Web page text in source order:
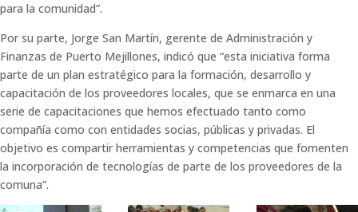
para la comunidad”.
Por su parte, Jorge San Martín, gerente de Administración y
Finanzas de Puerto Mejillones, indicó que “esta iniciativa forma
parte de un plan estratégico para la formación, desarrollo y
capacitación de los proveedores locales, que se enmarca en una
serie de capacitaciones que hemos efectuado tanto como
compañía como con entidades socias, públicas y privadas. El
objetivo es compartir herramientas y competencias que fomenten
la incorporación de tecnologías de parte de los proveedores de la
comuna”.